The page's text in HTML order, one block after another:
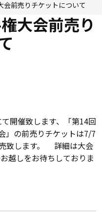
会前売りチケットについて
大会前売り
開催致します、「第14回
」の前売りチケットは7/7
売致します。 詳細は大会
越しをお待ちしておりま